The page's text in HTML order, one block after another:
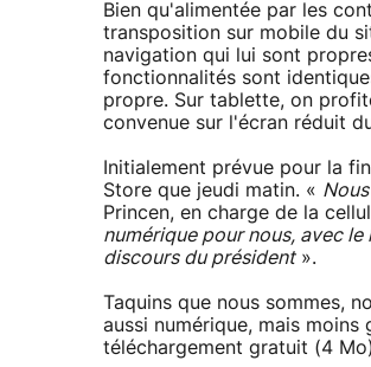
Bien qu'alimentée par les
transposition sur mobile du
navigation qui lui sont
fonctionnalités sont
propre. Sur tablette, on
convenue sur l'écran réduit
Initialement prévue pour la
Store que jeudi matin. «
Princen, en charge de la
numérique pour nous, avec
discours du président».
Taquins que nous sommes,
aussi numérique, mais moins
téléchargement gratuit (4 Mo)